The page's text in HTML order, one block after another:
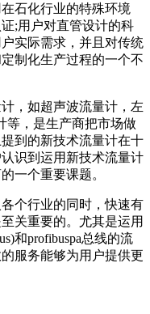
用在石化行业的特殊环境
证;用户对直管设计的科
际需求，并且对传统
定制化生产过程的一个不
如超声波流量计，左
等，是生产商把市场做
上提到的新技术流量计在十
认识到运用新技术流量计
个重要课题。
个行业的同时，快速有
关重要的。尤其是运用
和profibuspa总线的流
的服务能够为用户提供更